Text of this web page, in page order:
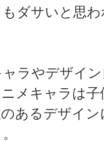
ダサいと思
ラやデザイ
メキャラは
あるデザイ